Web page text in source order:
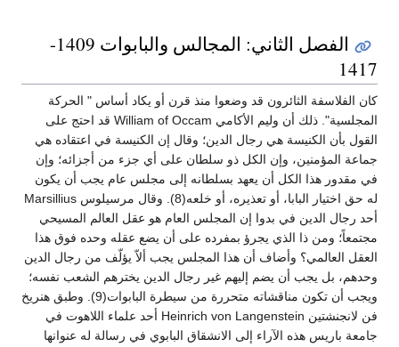
الفصل الثاني: المجالس والبابوات 1409-
1417
كان الفلاسفة الثائرون قد وضعوا منذ قرن أو يكاد أساس " الحركة
المجلسية". ذلك أن وليم الأكامي William of Occam قد احتج على
القول بأن الكنيسة هي رجال الدين؛ وقال إن الكنيسة في اعتقاده هي
جماعة المؤمنين، وإن الكل ذو سلطان على أي جزء من أجزائه؛ وإن
في مقدور هذا الكل أن يعهد بسلطانه إلى مجلس عام يجب أن يكون
له حق اختيار البابا، أو تعذيره، أو خلعه(8). وقال مرسيلوس Marsillius
أحد رجال الدين في بدوا إن المجلس العام هو عقل العالم المسيحي
مجتمعاً؛ ومن ذا الذي يجرؤ بمفرده على أن يضع عقله وحده فوق هذا
العقل العالمي؟ وأضاف أن هذا المجلس يجب ألاّ يؤلّف من رجال الدين
وحدهم، بل يجب أن يضم إليهم غير رجال الدين يخترهم الشعب نفسه؛
ويجب أن تكون مناقشاته متحررة من سيطرة البابوات(9). وطبق هنريخ
فن لانجنشتين Heinrich von Langenstein أحد علماء اللاهوت في
جامعة باريس هذه الآراء إلى الانشقاق البابوي في رسالة له عنوانها